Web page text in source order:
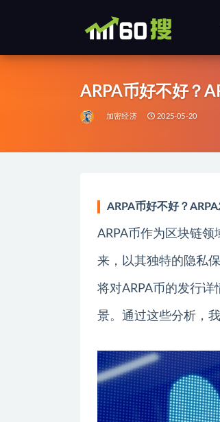
ARPA币好不好？
加密经济 2025-05-20
ARPA币好不好？
ARPA币作为区块链
来，以其独特的隐私
将对ARPA币的发行
景。通过这些分析，